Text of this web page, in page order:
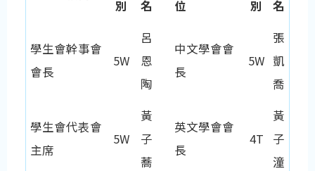
別
名
位
別
名
學生會幹事會
會長
5W
呂
恩
陶
中文學會會
長
5W
張
凱
喬
學生會代表會
主席
5W
黃
子
蕎
英文學會會
長
4T
黃
子
潼